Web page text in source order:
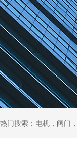
热门搜索：电机，阀门